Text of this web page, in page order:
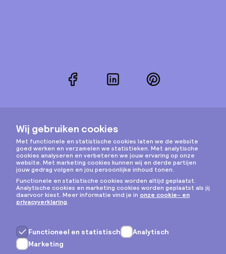
FacebookLinkedInPinterest
Instagram
Privacy & cookies
Algemene voorwaarden